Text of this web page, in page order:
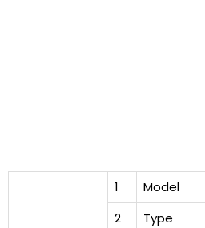
1
Model
2
Type